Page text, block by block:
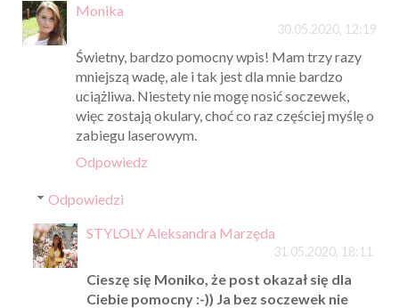
Monika
30.05.2020, 12:19
Świetny, bardzo pomocny wpis! Mam trzy razy
mniejszą wadę, ale i tak jest dla mnie bardzo
uciążliwa. Niestety nie mogę nosić soczewek,
więc zostają okulary, choć co raz częściej myślę o
zabiegu laserowym.
Odpowiedz
Odpowiedzi
STYLOLY Aleksandra Marzęda
31.05.2020, 18:11
Cieszę się Moniko, że post okazał się dla
Ciebie pomocny :-)) Ja bez soczewek nie